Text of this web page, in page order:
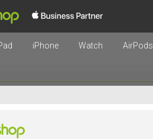
iPhone Watch AirPods